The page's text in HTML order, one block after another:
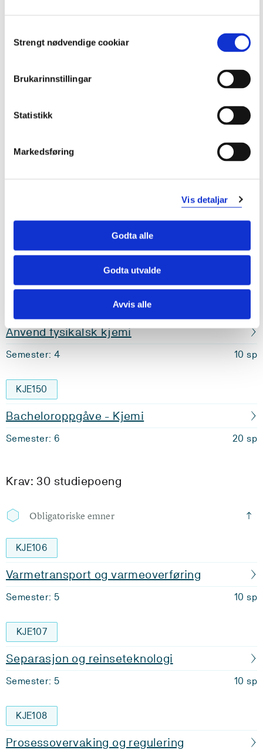
Selection
Strengt nødvendige cookiar
Brukarinnstillingar
Statistikk
Markedsføring
Vis detaljar
Godta alle
Godta utvalde
Avvis alle
Instrumentell analyse
KJE104
Fysikalsk kjemi
Anvend fysikalsk kjemi
Semester: 4 10 sp
KJE150
Bacheloroppgåve - Kjemi
Semester: 6 20 sp
Krav: 30 studiepoeng
Obligatoriske emner
KJE106
Varmetransport og varmeoverføring
Semester: 5 10 sp
KJE107
Separasjon og reinseteknologi
Semester: 5 10 sp
KJE108
Prosessovervaking og regulering